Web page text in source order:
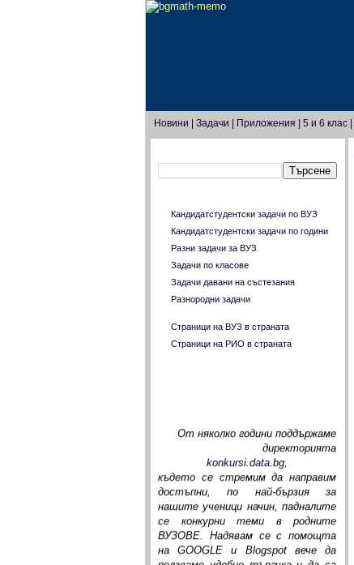
Новини Задачи Приложения 5 и 6 клас|
Кандидатстудентски задачи по ВУЗ
Кандидатстудентски задачи по години
Разни задачи за ВУЗ
Задачи по класове
Задачи давани на състезания
Разнородни задачи
Страници на ВУЗ в страната
Страници на РИО в страната
директорията
konkursi.data.bg,
където се стремим да направим
достъпни, по най-бързия за
нашите ученици начин, падналите
се конкурни теми в родните
ВУЗОВЕ. Надявам се с помощта
на GOOGLE и Blogspot вече да
ползваме удобно търачка и да са